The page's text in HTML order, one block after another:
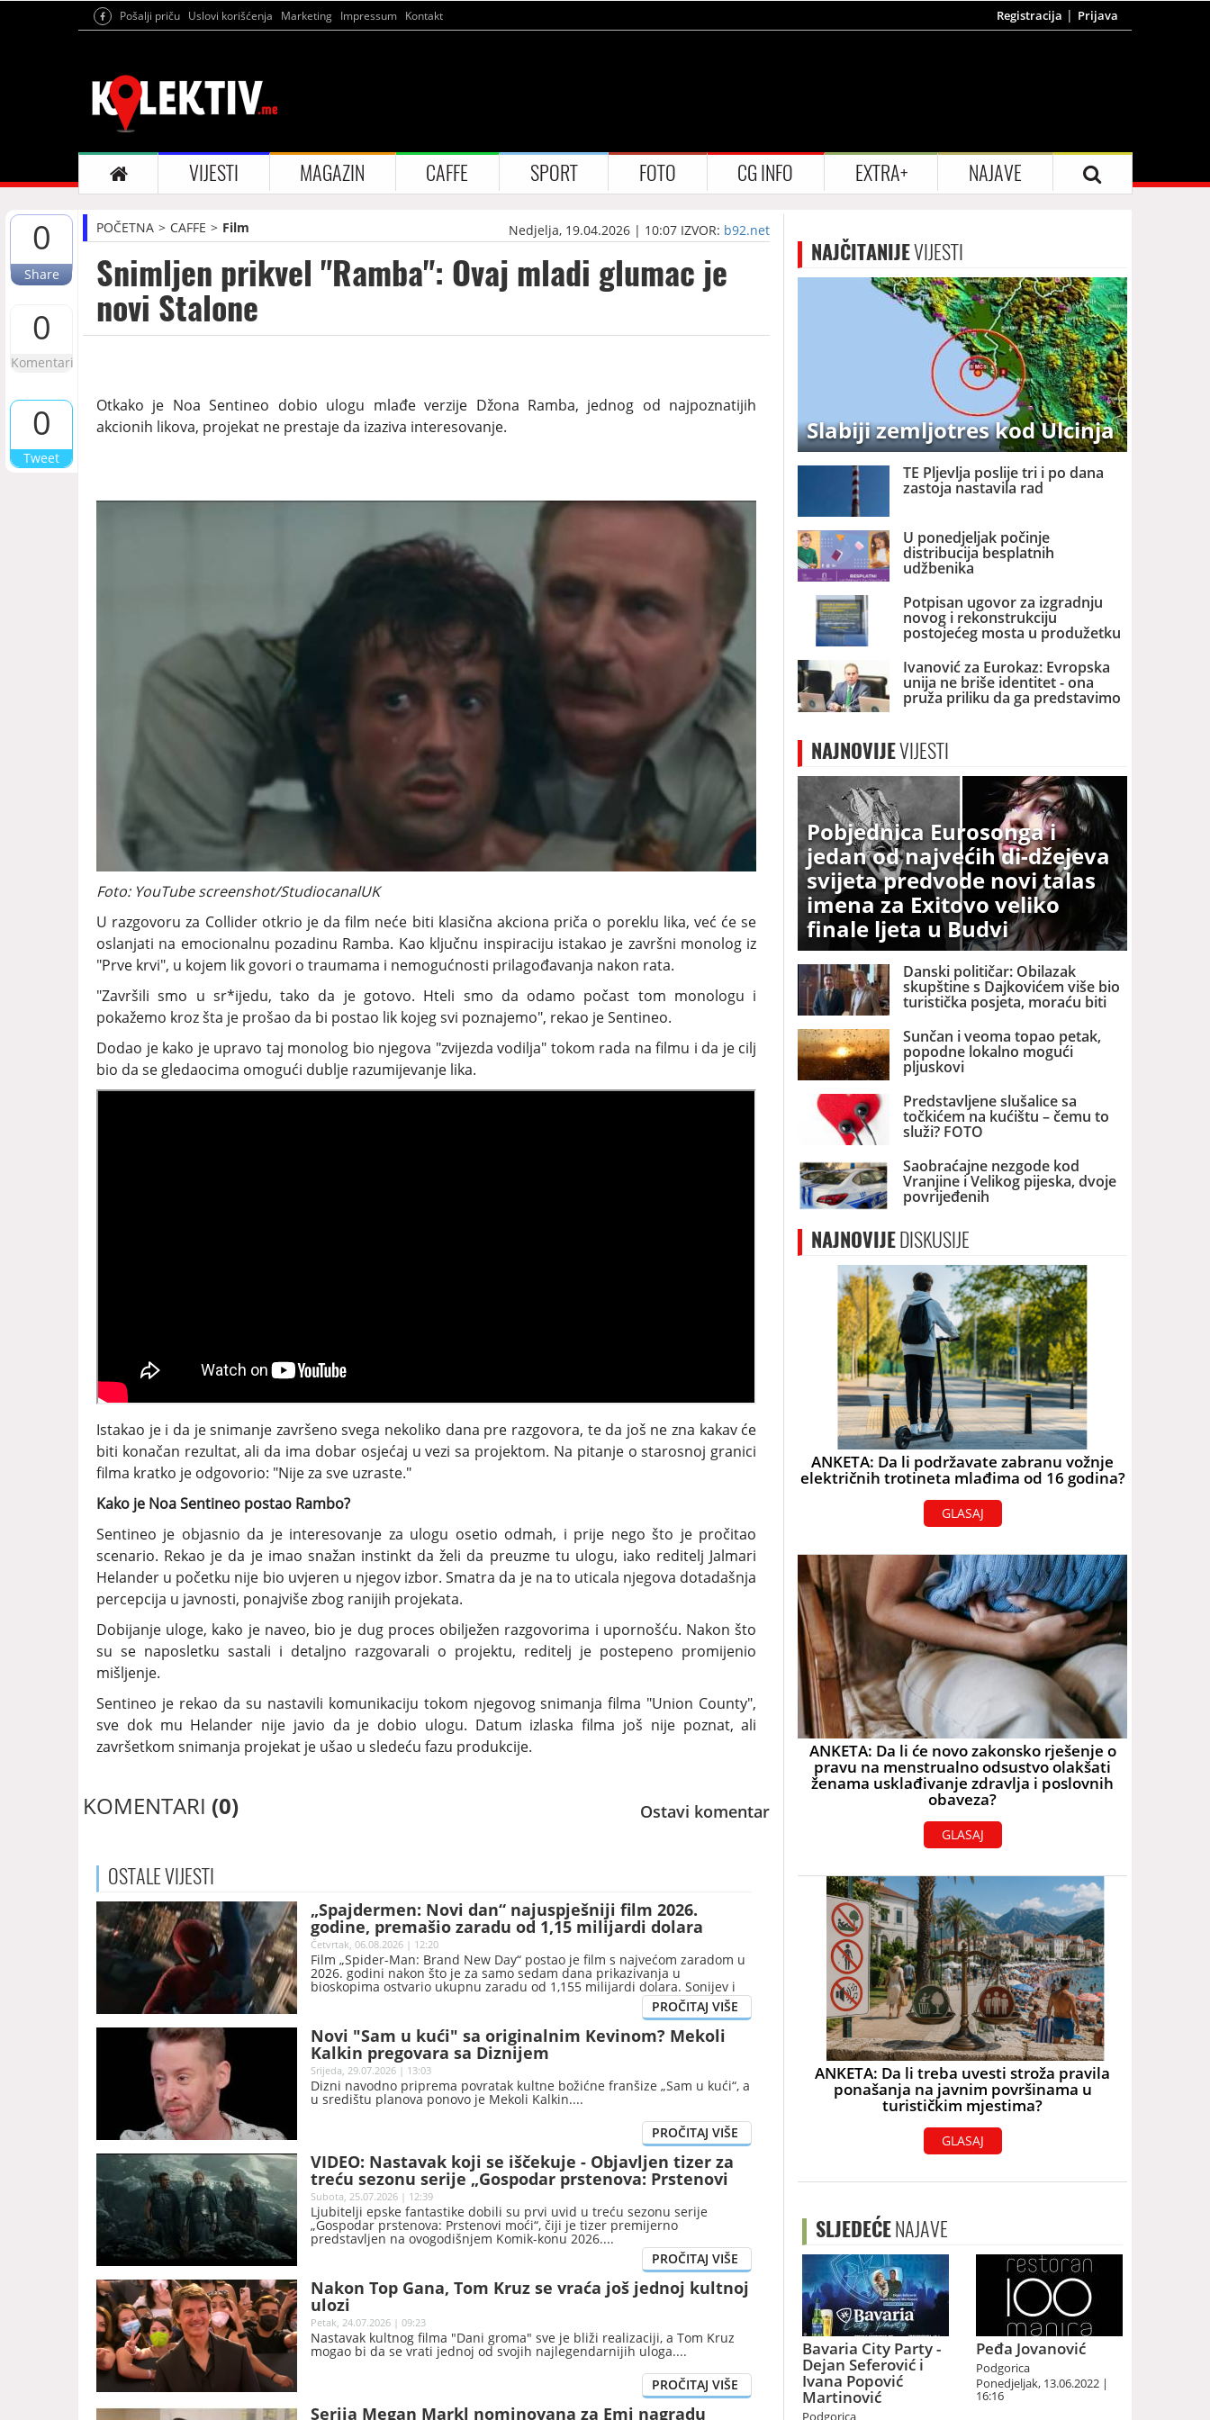
Pošalji priču Uslovi korišćenja Marketing Impressum Kontakt Registracija Prijava
VIJESTI MAGAZIN CAFFE SPORT FOTO CG INFO EXTRA+ NAJAVE
0
Share
0
Komentari
0
Tweet
POČETNA CAFFE Film Nedjelja, 19.04.2026 | 10:07 IZVOR: b92.net
Snimljen prikvel "Ramba": Ovaj mladi glumac je
novi Stalone
Otkako je Noa Sentineo dobio ulogu mlađe verzije Džona Ramba, jednog od najpoznatijih
akcionih likova, projekat ne prestaje da izaziva interesovanje.
Foto: YouTube screenshot/StudiocanalUK
U razgovoru za Collider otkrio je da film neće biti klasična akciona priča o poreklu lika, već će se
oslanjati na emocionalnu pozadinu Ramba. Kao ključnu inspiraciju istakao je završni monolog iz
"Prve krvi", u kojem lik govori o traumama i nemogućnosti prilagođavanja nakon rata.
"Završili smo u sr*ijedu, tako da je gotovo. Hteli smo da odamo počast tom monologu i
pokažemo kroz šta je prošao da bi postao lik kojeg svi poznajemo", rekao je Sentineo.
Dodao je kako je upravo taj monolog bio njegova "zvijezda vodilja" tokom rada na filmu i da je cilj
bio da se gledaocima omogući dublje razumijevanje lika.
Istakao je i da je snimanje završeno svega nekoliko dana pre razgovora, te da još ne zna kakav će
biti konačan rezultat, ali da ima dobar osjećaj u vezi sa projektom. Na pitanje o starosnoj granici
filma kratko je odgovorio: "Nije za sve uzraste."
Kako je Noa Sentineo postao Rambo?
Sentineo je objasnio da je interesovanje za ulogu osetio odmah, i prije nego što je pročitao
scenario. Rekao je da je imao snažan instinkt da želi da preuzme tu ulogu, iako reditelj Jalmari
Helander u početku nije bio uvjeren u njegov izbor. Smatra da je na to uticala njegova dotadašnja
percepcija u javnosti, ponajviše zbog ranijih projekata.
Dobijanje uloge, kako je naveo, bio je dug proces obilježen razgovorima i upornošću. Nakon što
su se naposletku sastali i detaljno razgovarali o projektu, reditelj je postepeno promijenio
mišljenje.
Sentineo je rekao da su nastavili komunikaciju tokom njegovog snimanja filma "Union County",
sve dok mu Helander nije javio da je dobio ulogu. Datum izlaska filma još nije poznat, ali
završetkom snimanja projekat je ušao u sledeću fazu produkcije.
KOMENTARI (0) Ostavi komentar
OSTALEVIJESTI
„Spajdermen: Novi dan“ najuspješniji film 2026.
godine, premašio zaradu od 1,15 milijardi dolara
Četvrtak, 06.08.2026 | 12:20
Film „Spider-Man: Brand New Day“ postao je film s najvećom zaradom u
2026. godini nakon što je za samo sedam dana prikazivanja u
bioskopima ostvario ukupnu zaradu od 1,155 milijardi dolara. Sonijev i
Marvelov nastavak, u kojem glavne uloge tumače Tom Holand i Zendaja,
do sada je zaradio 449 miliona dolara na domaćem tržištu i 706,3
miliona dolara na međunarodnom, čime je nadmašio Diznijev film „Toy
Story 5“, koji je od juna ostvario zaradu od 1,067 milijardi dolara.
Novi "Sam u kući" sa originalnim Kevinom? Mekoli
Kalkin pregovara sa Diznijem
Srijeda, 29.07.2026 | 13:03
Dizni navodno priprema povratak kultne božićne franšize „Sam u kući“, a
u središtu planova ponovo je Mekoli Kalkin.
VIDEO: Nastavak koji se iščekuje - Objavljen tizer za
treću sezonu serije „Gospodar prstenova: Prstenovi
moći“
Subota, 25.07.2026 | 12:39
Ljubitelji epske fantastike dobili su prvi uvid u treću sezonu serije
„Gospodar prstenova: Prstenovi moći“, čiji je tizer premijerno
predstavljen na ovogodišnjem Komik-konu 2026.
Nakon Top Gana, Tom Kruz se vraća još jednoj kultnoj
ulozi
Petak, 24.07.2026 | 09:23
Nastavak kultnog filma "Dani groma" sve je bliži realizaciji, a Tom Kruz
mogao bi da se vrati jednoj od svojih najlegendarnijih uloga.
Serija Megan Markl nominovana za Emi nagradu
NAJČITANIJEVIJESTI
Slabiji zemljotres kod Ulcinja
TE Pljevlja poslije tri i po dana
zastoja nastavila rad
U ponedjeljak počinje
distribucija besplatnih
udžbenika
Potpisan ugovor za izgradnju
novog i rekonstrukciju
postojećeg mosta u produžetku
Bulevara Vojislavljevića
Ivanović za Eurokaz: Evropska
unija ne briše identitet - ona
pruža priliku da ga predstavimo
Evropi i svijetu
NAJNOVIJEVIJESTI
Pobjednica Eurosonga i
jedan od najvećih di-džejeva
svijeta predvode novi talas
imena za Exitovo veliko
finale ljeta u Budvi
Danski političar: Obilazak
skupštine s Dajkovićem više bio
turistička posjeta, moraću biti
pažljiviji kome ću biti vodič
Sunčan i veoma topao petak,
popodne lokalno mogući
pljuskovi
Predstavljene slušalice sa
točkićem na kućištu – čemu to
služi? FOTO
Saobraćajne nezgode kod
Vranjine i Velikog pijeska, dvoje
povrijeđenih
NAJNOVIJEDISKUSIJE
ANKETA: Da li podržavate zabranu vožnje
električnih trotineta mlađima od 16 godina?
GLASAJ
ANKETA: Da li će novo zakonsko rješenje o
pravu na menstrualno odsustvo olakšati
ženama usklađivanje zdravlja i poslovnih
obaveza?
GLASAJ
ANKETA: Da li treba uvesti stroža pravila
ponašanja na javnim površinama u
turističkim mjestima?
GLASAJ
SLJEDEĆENAJAVE
Bavaria City Party -
Dejan Seferović i
Ivana Popović
Martinović
Podgorica
Peđa Jovanović
Podgorica
Ponedjeljak, 13.06.2022 |
16:16